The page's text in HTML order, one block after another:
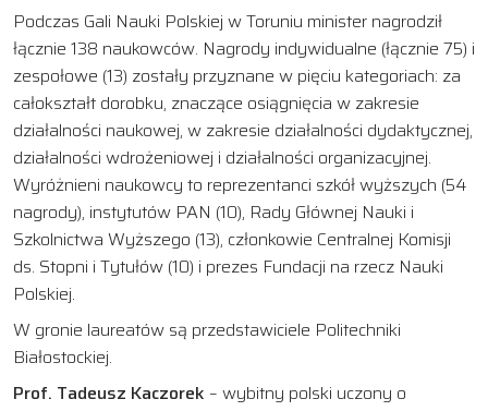
Podczas Gali Nauki Polskiej w Toruniu minister nagrodził
łącznie 138 naukowców. Nagrody indywidualne (łącznie 75) i
zespołowe (13) zostały przyznane w pięciu kategoriach: za
całokształt dorobku, znaczące osiągnięcia w zakresie
działalności naukowej, w zakresie działalności dydaktycznej,
działalności wdrożeniowej i działalności organizacyjnej.
Wyróżnieni naukowcy to reprezentanci szkół wyższych (54
nagrody), instytutów PAN (10), Rady Głównej Nauki i
Szkolnictwa Wyższego (13), członkowie Centralnej Komisji
ds. Stopni i Tytułów (10) i prezes Fundacji na rzecz Nauki
Polskiej.
W gronie laureatów są przedstawiciele Politechniki
Białostockiej.
Prof. Tadeusz Kaczorek – wybitny polski uczony o